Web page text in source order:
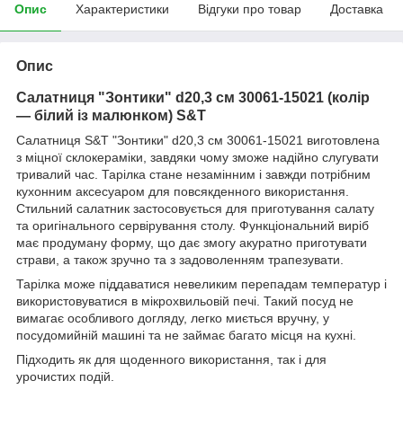
Опис Характеристики Відгуки про товар Доставка
Опис
Салатниця "Зонтики" d20,3 см 30061-15021 (колір
— білий із малюнком) S&T
Салатниця S&T "Зонтики" d20,3 см 30061-15021 виготовлена
з міцної склокераміки, завдяки чому зможе надійно слугувати
тривалий час. Тарілка стане незамінним і завжди потрібним
кухонним аксесуаром для повсякденного використання.
Стильний салатник застосовується для приготування салату
та оригінального сервірування столу. Функціональний виріб
має продуману форму, що дає змогу акуратно приготувати
страви, а також зручно та з задоволенням трапезувати.
Тарілка може піддаватися невеликим перепадам температур і
використовуватися в мікрохвильовій печі. Такий посуд не
вимагає особливого догляду, легко миється вручну, у
посудомийній машині та не займає багато місця на кухні.
Підходить як для щоденного використання, так і для
урочистих подій.